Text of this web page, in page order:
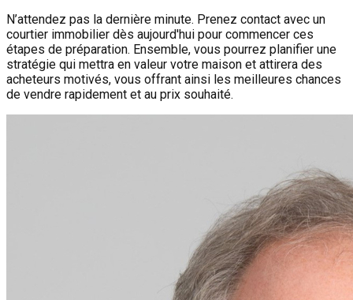
N’attendez pas la dernière minute. Prenez contact avec un
courtier immobilier dès aujourd'hui pour commencer ces
étapes de préparation. Ensemble, vous pourrez planifier une
stratégie qui mettra en valeur votre maison et attirera des
acheteurs motivés, vous offrant ainsi les meilleures chances
de vendre rapidement et au prix souhaité.